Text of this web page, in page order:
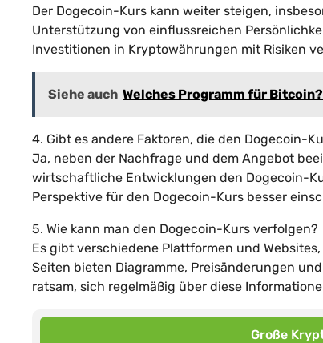
Der Dogecoin-Kurs kann weiter steigen,
Unterstützung von einflussreichen
Investitionen in Kryptowährungen mit Risiken
Siehe auch Welches Programm für Bitcoin?
4. Gibt es andere Faktoren, die den Dogecoin-
Ja, neben der Nachfrage und dem Angebot
wirtschaftliche Entwicklungen den Dogecoin-
Perspektive für den Dogecoin-Kurs besser
5. Wie kann man den Dogecoin-Kurs verfolgen?
Es gibt verschiedene Plattformen und
Seiten bieten Diagramme, Preisänderungen
ratsam, sich regelmäßig über diese
Große